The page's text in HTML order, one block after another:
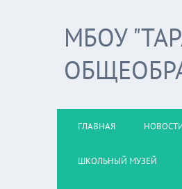
МБОУ
ГЛАВНАЯ
ШКОЛЬНЫЙ МУЗЕЙ